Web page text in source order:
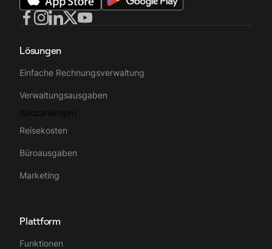
Lösungen
Einfache Rechnungsverwaltung
Verwaltungsausgaben
Abozahlungen
Reisekosten
Büroausgaben
Marketing
Plattform
Funktionen